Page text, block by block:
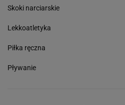
Skoki narciarskie
Lekkoatletyka
Piłka ręczna
Pływanie